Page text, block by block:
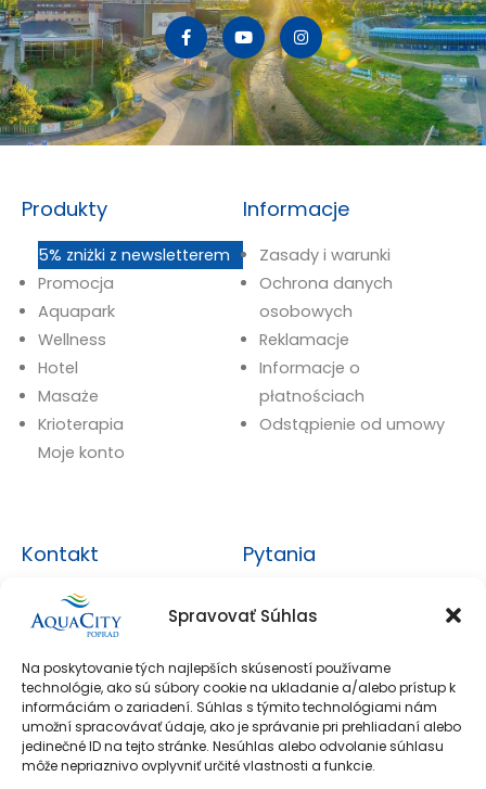
Spravovať Súhlas
Na poskytovanie tých najlepších skúseností používame
technológie, ako sú súbory cookie na ukladanie a/alebo prístup k
informáciám o zariadení. Súhlas s týmito technológiami nám
umožní spracovávať údaje, ako je správanie pri prehliadaní alebo
jedinečné ID na tejto stránke. Nesúhlas alebo odvolanie súhlasu
môže nepriaznivo ovplyvniť určité vlastnosti a funkcie.
Produkty
5% zniżki z newsletterem
Promocja
Aquapark
Wellness
Hotel
Masaże
Krioterapia
Moje konto
Informacje
Zasady i warunki
Ochrona danych
osobowych
Reklamacje
Informacje o
płatnościach
Odstąpienie od umowy
Kontakt
+421 527 851 111
eshop@aquacity.sk
AquaCity Poprad
Športová 1397/1 05801
Poprad
Pytania
pytania
Moje konto
Skontaktuj Się Z
Nami